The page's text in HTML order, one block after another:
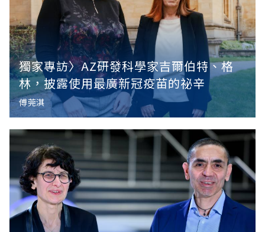
獨家專訪〉AZ研發科學家吉爾伯特、格
林，披露使用最廣新冠疫苗的祕辛
傅莞淇